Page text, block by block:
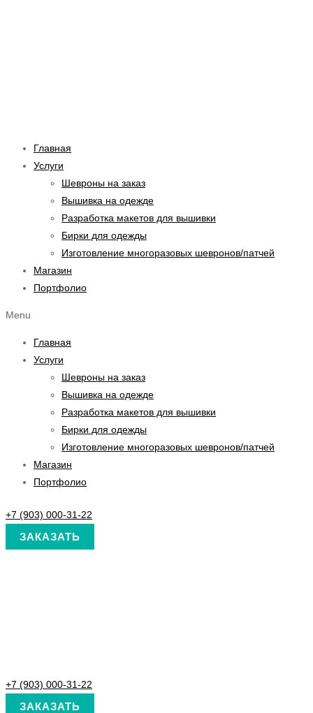
Главная
Услуги
Шевроны на заказ
Вышивка на одежде
Разработка макетов для вышивки
Бирки для одежды
Изготовление многоразовых шевронов/патчей
Магазин
Портфолио
Menu
Главная
Услуги
Шевроны на заказ
Вышивка на одежде
Разработка макетов для вышивки
Бирки для одежды
Изготовление многоразовых шевронов/патчей
Магазин
Портфолио
+7 (903) 000-31-22
ЗАКАЗАТЬ
+7 (903) 000-31-22
ЗАКАЗАТЬ